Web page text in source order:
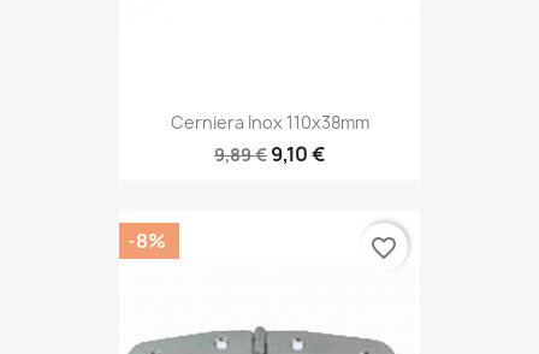
Cerniera Inox 110x38mm
9,89 € 9,10 €
-8% favorite_border